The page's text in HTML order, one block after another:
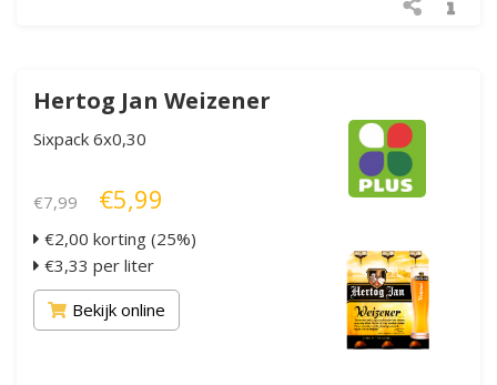
Hertog Jan Weizener
Sixpack 6x0,30
€7,99 €5,99
€2,00 korting (25%)
€3,33 per liter
Bekijk online